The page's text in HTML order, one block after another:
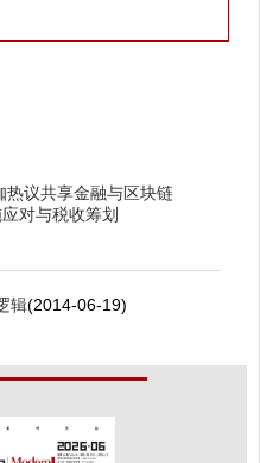
议共享金融与区块链
应对与税收筹划
辑(2014-06-19)